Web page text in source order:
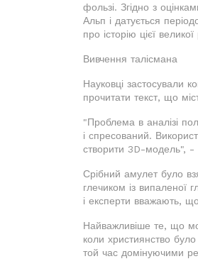
фользі. Згідно з
Альп і датується
про історію цієї
Вивчення талісмана
Науковці застосували
прочитати текст, що
"Проблема в аналізі
і спресований.
створити 3D-модель", -
Срібний амулет було
глечиком із випаленої
і експерти вважають,
Найважливіше те, що
коли християнство
той час домінуючими